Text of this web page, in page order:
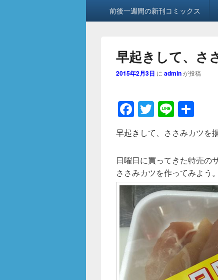
前後一週間の新刊コミックス
早起きして、さ
2015年2月3日 に adminが投稿
F
a
c
e
b
o
o
k
T
wi
tt
er
Li
n
e
有
早起きして、ささみカツを
日曜日に買ってきた特売の
ささみカツを作ってみよう。